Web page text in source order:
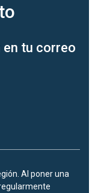
tu correo
Al poner una